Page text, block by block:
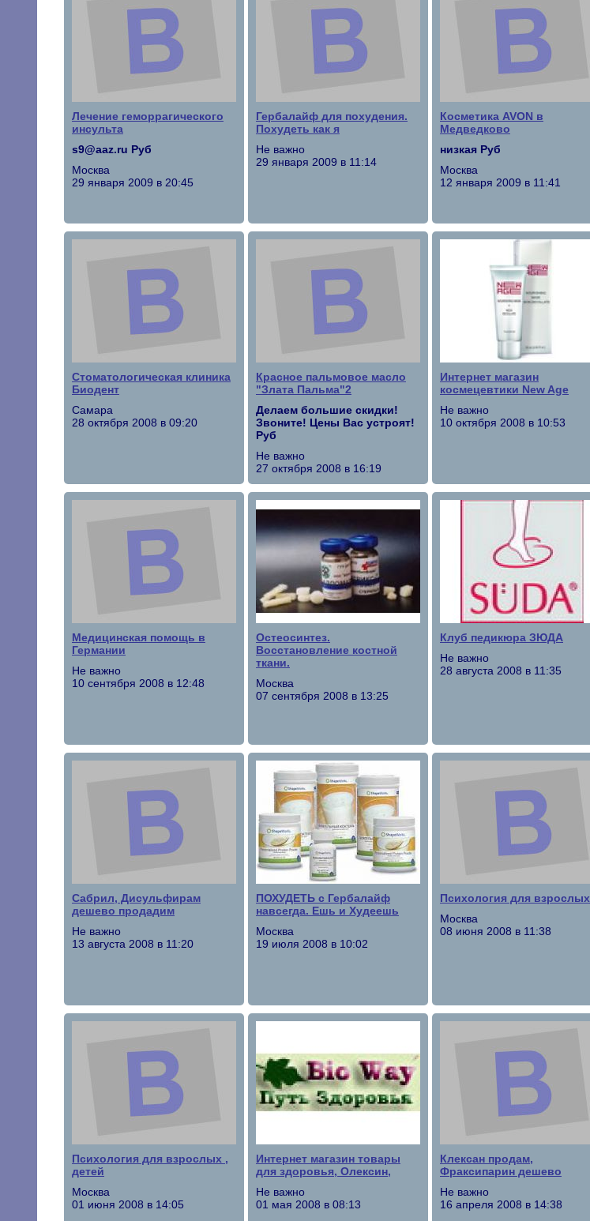
Лечение геморрагического
инсульта
s9@aaz.ru Руб
Москва
29 января 2009 в 20:45
Гербалайф для похудения.
Похудеть как я
Не важно
29 января 2009 в 11:14
Косметика AVON в
Медведково
низкая Руб
Москва
12 января 2009 в 11:41
Стоматологическая клиника
Биодент
Самара
28 октября 2008 в 09:20
Красное пальмовое масло
"Злата Пальма"2
Делаем большие скидки!
Звоните! Цены Вас устроят!
Руб
Не важно
27 октября 2008 в 16:19
Интернет магазин
космецевтики New Age
Не важно
10 октября 2008 в 10:53
Медицинская помощь в
Германии
Не важно
10 сентября 2008 в 12:48
Остеосинтез.
Восстановление костной
ткани.
Москва
07 сентября 2008 в 13:25
Клуб педикюра ЗЮДА
Не важно
28 августа 2008 в 11:35
Сабрил, Дисульфирам
дешево продадим
Не важно
13 августа 2008 в 11:20
ПОХУДЕТЬ с Гербалайф
навсегда. Ешь и Худеешь
Москва
19 июля 2008 в 10:02
Психология для взрослых
Москва
08 июня 2008 в 11:38
Психология для взрослых ,
детей
Москва
01 июня 2008 в 14:05
Интернет магазин товары
для здоровья, Олексин,
Не важно
01 мая 2008 в 08:13
Клексан продам,
Фраксипарин дешево
Не важно
16 апреля 2008 в 14:38